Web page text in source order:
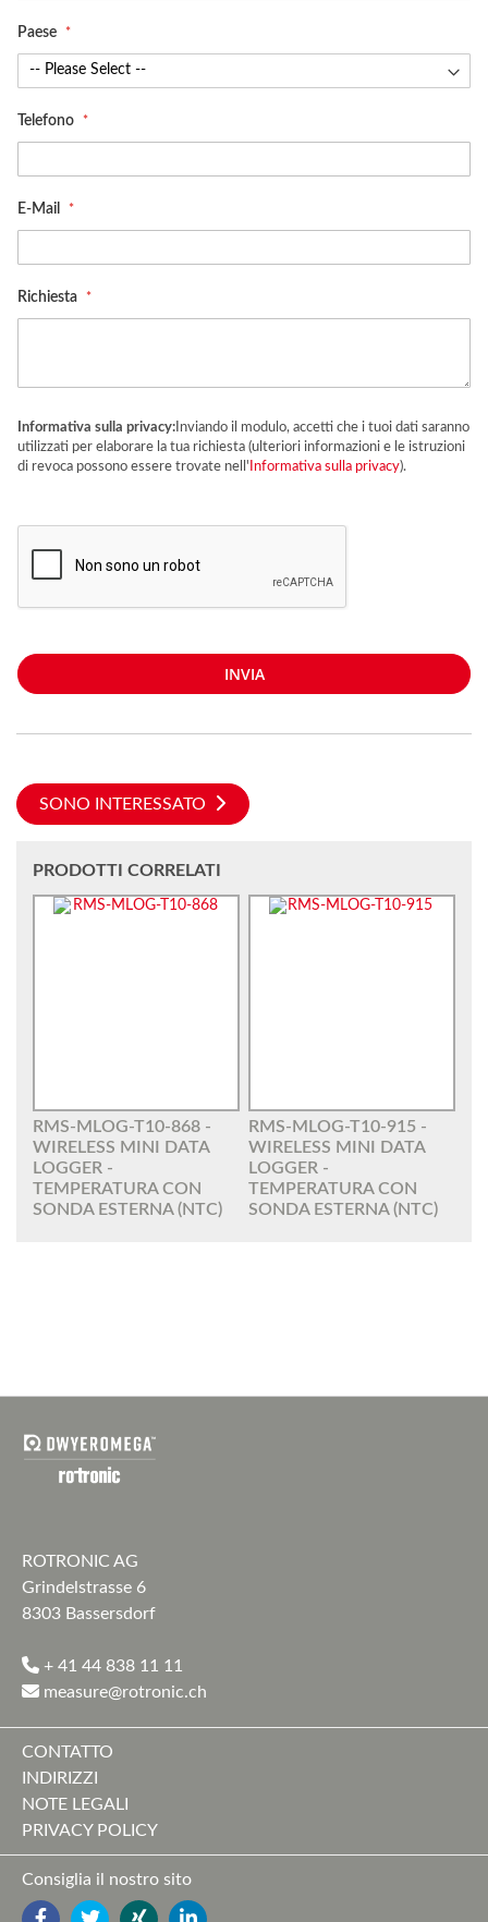
Paese
Telefono
E-Mail
Richiesta
Informativa sulla privacy: Inviando il modulo, accetti che i tuoi dati saranno
utilizzati per elaborare la tua richiesta (ulteriori informazioni e le istruzioni
di revoca possono essere trovate nell' Informativa sulla privacy).
INVIA
SONO INTERESSATO
PRODOTTI CORRELATI
RMS-MLOG-T10-868 -
WIRELESS MINI DATA
LOGGER -
TEMPERATURA CON
SONDA ESTERNA (NTC)
RMS-MLOG-T10-915 -
WIRELESS MINI DATA
LOGGER -
TEMPERATURA CON
SONDA ESTERNA (NTC)
ROTRONIC AG
Grindelstrasse 6
8303 Bassersdorf
+ 41 44 838 11 11
measure@rotronic.ch
CONTATTO
INDIRIZZI
NOTE LEGALI
PRIVACY POLICY
Consiglia il nostro sito
FACEBOOK
TWITTERYOUTUBELINKEDIN